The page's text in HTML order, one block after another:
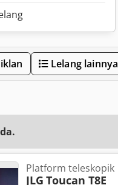
Lelang lainnya
Platform teleskopik
JLG Toucan T8E